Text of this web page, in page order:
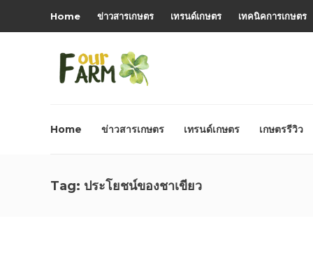
Home ข่าวสารเกษตร เทรนด์เกษตร เทคนิคการเกษตร
Home ข่าวสารเกษตร เทรนด์เกษตร เกษตรรีวิว
Tag: ประโยชน์ของชาเขียว